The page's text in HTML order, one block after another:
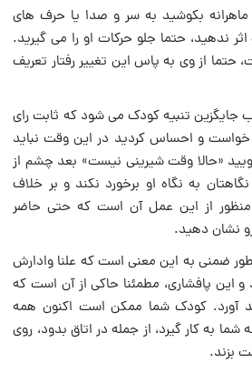
ماهرانه بکوشید به سر و صدا یا حرف ‏هاى
ندهید، حتما جلو حرکات او را می گیرید.
حتما از وى به پاس این تغییر رفتار تعریف
جایگزین تنبیه کودک می شود که ثابت راى
خواست و احساس کردید در این وقت نباید
«حالا وقت‏ شیرینى نیست‏» بعد چشم از
نگاهتان به نگاه او برخورد نکند و بر خلاف
منظور از این عمل آن است که حتى حاضر
نشان دهید.
ضمنى به این معنی است که علنا وادارش
و این پافشارى، مطمئنا حاکی از آن است که
آورد. کودک شما ممکن است اکنون همه
به کار گیرد، از جمله در اتاق بدود، روی
بزند.